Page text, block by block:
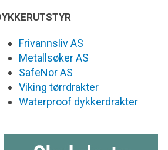
Frivannsliv AS
Metallsøker AS
SafeNor AS
Viking tørrdrakter
Waterproof dykkerdrakter